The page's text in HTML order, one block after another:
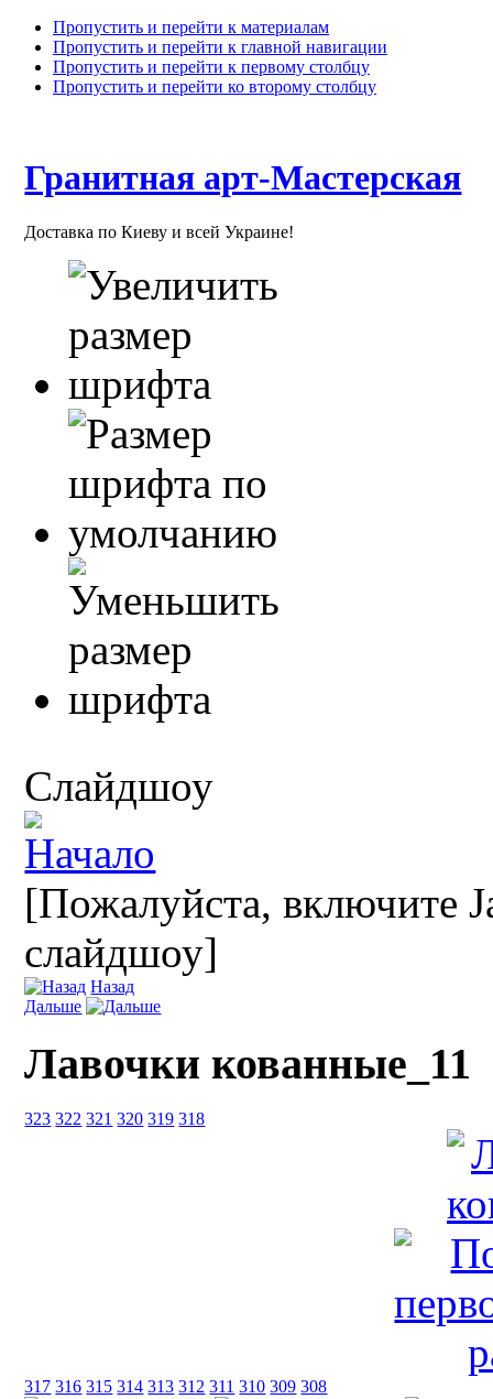
Пропустить и перейти к материалам
Пропустить и перейти к главной навигации
Пропустить и перейти к первому столбцу
Пропустить и перейти ко второму столбцу
Гранитная арт-Мастерская
Доставка по Киеву и всей Украине!
Слайдшоу
[Пожалуйста, включите
слайдшоу]
Назад
Дальше
Лавочки кованные_11
323 322 321 320 319 318
317 316 315 314 313 312 311 310 309 308